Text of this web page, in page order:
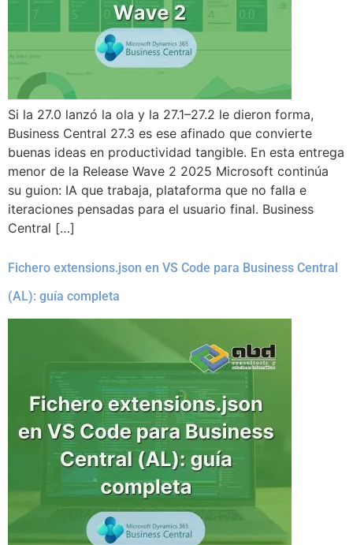
Si la 27.0 lanzó la ola y la 27.1–27.2 le dieron forma,
Business Central 27.3 es ese afinado que convierte
buenas ideas en productividad tangible. En esta entrega
menor de la Release Wave 2 2025 Microsoft continúa
su guion: IA que trabaja, plataforma que no falla e
iteraciones pensadas para el usuario final. Business
Central […]
Fichero extensions.json en VS Code para Business Central
(AL): guía completa